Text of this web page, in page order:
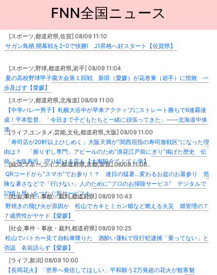
FNN全国ニュース
[スポーツ,都道府県,佐賀] 08/09 11:10
サガン鳥栖 開幕戦を2-0で快勝! J1昇格へ好スタート【佐賀県】
[スポーツ,野球,都道府県,岩手] 08/09 11:04
夏の高校野球甲子園大会第１回戦 新田（愛媛）が花巻東（岩手）に惜敗 一
歩及ばず【愛媛】
[スポーツ,都道府県,北海道] 08/09 11:00
【中学バレー男子】札幌大谷中が早来アクティブにストレート勝ちで6連覇達
成！平本監督、「今日まで子どもたちと一緒に頑張ってきた」――北海道中体
連[ライフ,エンタメ,芸能,文化,都道府県,大阪] 08/09 11:00
「寿司店が20軒以上ひしめく」大阪天満が”関西屈指の寿司激戦区”になった理
由は？ 「握りずし専門」アピールのため“浪花江戸前にぎり”掲げた歴史 伝
統「大阪寿司」守り続ける店も【大東駿介てくてく学】
[経済,マネー,ライフ,都道府県,京都,奈良] 08/09 11:00
QRコードから“スマホ”でお参り！？ 連日の猛暑…変わるお盆のお墓参り 危
険な暑さなどで「行けない」人のために“プロのお掃除サービス” デジタルで
記憶と思いをつなぐ新サービスも
[社会,事件・事故・裁判,都道府県] 08/09 10:43
野焼きの飛び火が原因か 松山でカキとミカン畑など燃える火災 畑管理の７
７歳男性がヤケド【愛媛】
[社会,事件・事故・裁判,都道府県] 08/09 10:25
松山でパトカー見て自転車降りた 酒酔い運転で現行犯逮捕「乗ってない」と
否認 名前語らず【愛媛】
[ライフ,新潟] 08/09 10:00
【長岡花火】「世界へ発信してほしい」平和願う2万発超の花火が観客魅